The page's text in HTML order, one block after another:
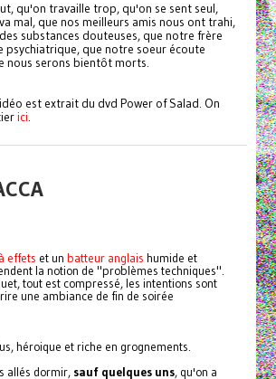
qu'on travaille trop, qu'on se sent seul,
mal, que nos meilleurs amis nous ont trahi,
substances douteuses, que notre frère
psychiatrique, que notre soeur écoute
nous serons bientôt morts.
est extrait du dvd Power of Salad. On
ici.
effets et un batteur anglais humide et
la notion de "problèmes techniques".
tout est compressé, les intentions sont
une ambiance de fin de soirée
héroique et riche en grognements.
allés dormir, sauf quelques uns, qu'on a